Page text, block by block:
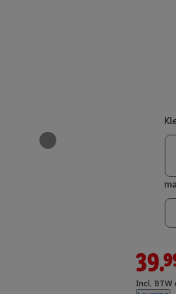
Incl. BTW